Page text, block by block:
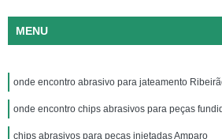
MENU
onde encontro abrasivo para jateamento
onde encontro chips abrasivos para peças
chips abrasivos para peças injetadas Amparo